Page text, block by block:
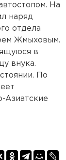
На
наряд
отдела
Жмыховым.
в
внука.
По
Азиатские